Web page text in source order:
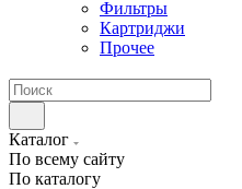
Фильтры
Картриджи
Прочее
Каталог
По всему сайту
По каталогу